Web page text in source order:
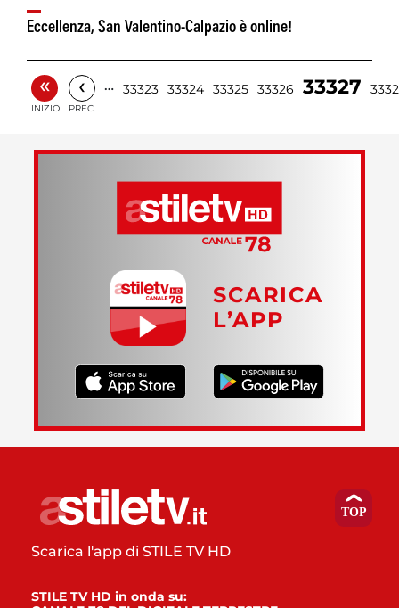
Eccellenza, San Valentino-Calpazio è online!
«
INIZIO
‹
PREC.
… 33323 33324 33325 33326 33327
SCARICA
L’APP
Scarica l'app di STILE TV HD
STILE TV HD in onda su: